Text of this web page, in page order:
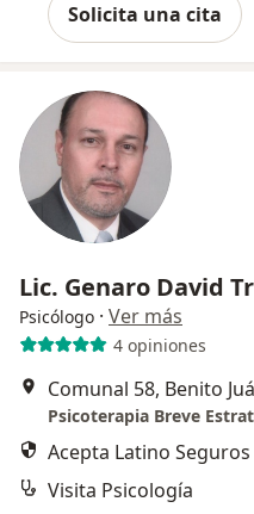
Solicita una cita
Lic. Genaro David
Psicólogo · Ver más
4 opiniones
Comunal 58, Benito
Psicoterapia Breve
Acepta Latino Seguros
Visita Psicología